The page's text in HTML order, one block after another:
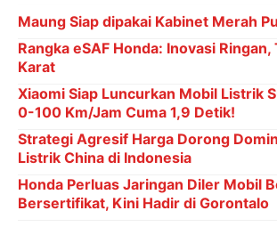
Maung Siap dipakai Kabinet Merah
Rangka eSAF Honda: Inovasi Ringan,
Karat
Xiaomi Siap Luncurkan Mobil Listrik
0-100 Km/Jam Cuma 1,9 Detik!
Strategi Agresif Harga Dorong
Listrik China di Indonesia
Honda Perluas Jaringan Diler Mobil
Bersertifikat, Kini Hadir di Gorontalo